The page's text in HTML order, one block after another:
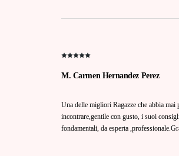
M. Carmen Hernandez Perez
Una delle migliori Ragazze che abbia mai
incontrare,gentile con gusto, i suoi
fondamentali, da esperta